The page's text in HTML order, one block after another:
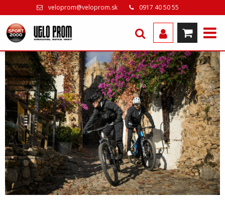
veloprom@veloprom.sk 0917 40 50 55